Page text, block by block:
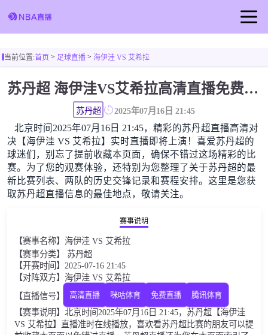
篮球直播
当前位置:首页> 足球直播> 海伊洼 VS 艾希拉
苏丹超 海伊洼VS艾希拉高清直播免费观看
苏丹超 2025年07月16日 21:45
北京时间2025年07月16日 21:45，精彩的苏丹超直播高清对
决【海伊洼 VS 艾希拉】实时直播即将上演！喜爱苏丹超的
球迷们，别忘了提前收藏本页面，确保不错过这场精彩的比
赛。为了您的观赛体验，还特别为您整理了关于苏丹超的最
新比赛列表、两队的历史交锋记录和赛程安排。这里是您获
取苏丹超直播信息的最佳地点，敬请关注。
赛事说明
【赛事名称】海伊洼 VS 艾希拉
【赛事分类】 苏丹超
【开赛时间】2025-07-16 21:45
【对阵双方】海伊洼 VS 艾希拉
【直播信号】
高清直播 咪咕体育 免费直播 腾讯体育
【赛事说明】北京时间2025年07月16日 21:45，苏丹超【海伊洼
VS 艾希拉】直播准时在线播放，喜欢看苏丹超比赛的朋友可以提